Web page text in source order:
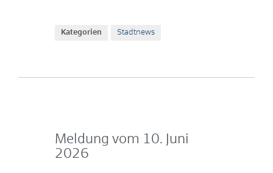
Kategorien Stadtnews
Meldung vom 10. Juni
2026